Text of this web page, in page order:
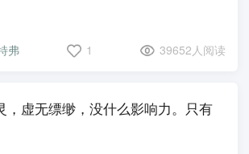
弗 1 39652人阅读
，虚无缥缈，没什么影响力。只有